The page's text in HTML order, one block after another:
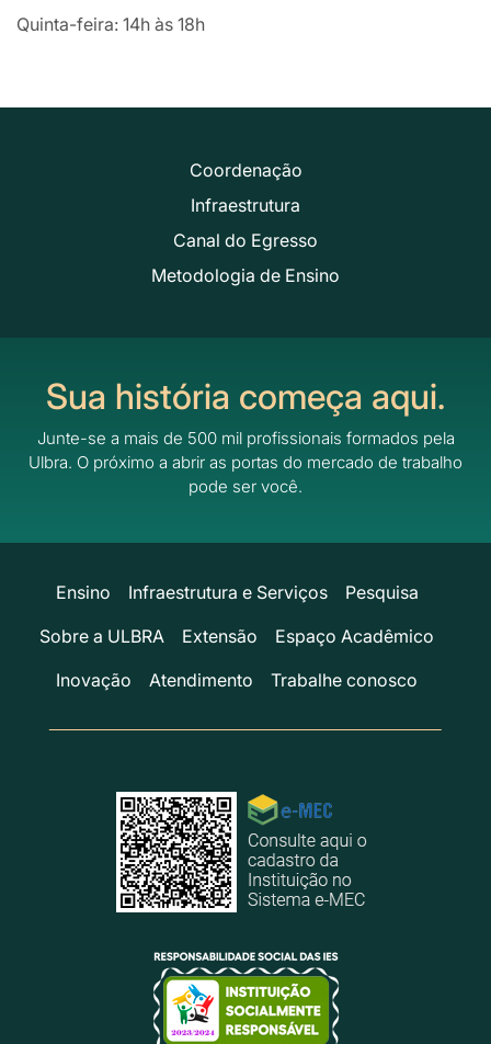
Quinta-feira: 14h às 18h
Coordenação
Infraestrutura
Canal do Egresso
Metodologia de Ensino
Sua história começa aqui.
Junte-se a mais de 500 mil profissionais formados pela
Ulbra. O próximo a abrir as portas do mercado de trabalho
pode ser você.
Ensino Infraestrutura e Serviços
Pesquisa
Sobre a ULBRA
Extensão
Espaço Acadêmico
Inovação
Atendimento Trabalhe conosco